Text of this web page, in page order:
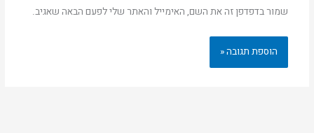
שמור בדפדפן זה את השם, האימייל והאתר שלי לפעם הבאה שאגיב.